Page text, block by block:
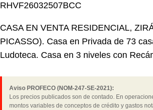
RHVF26032507BCC
CASA EN VENTA RESIDENCIAL,
PICASSO). Casa en Privada de 73
Ludoteca. Casa en 3 niveles con
Aviso PROFECO (NOM-247-SE-2021):
Los precios publicados son de contado. En
montos variables de conceptos de crédito y gastos